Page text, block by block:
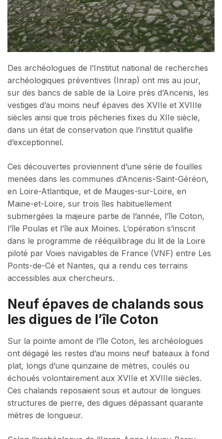
Des archéologues de l’Institut national de recherches
archéologiques préventives (Inrap) ont mis au jour,
sur des bancs de sable de la Loire près d’Ancenis, les
vestiges d’au moins neuf épaves des XVIIe et XVIIIe
siècles ainsi que trois pêcheries fixes du XIIe siècle,
dans un état de conservation que l’institut qualifie
d’exceptionnel.
Ces découvertes proviennent d’une série de fouilles
menées dans les communes d’Ancenis-Saint-Géréon,
en Loire-Atlantique, et de Mauges-sur-Loire, en
Maine-et-Loire, sur trois îles habituellement
submergées la majeure partie de l’année, l’île Coton,
l’île Poulas et l’île aux Moines. L’opération s’inscrit
dans le programme de rééquilibrage du lit de la Loire
piloté par Voies navigables de France (VNF) entre Les
Ponts-de-Cé et Nantes, qui a rendu ces terrains
accessibles aux chercheurs.
Neuf épaves de chalands sous
les digues de l’île Coton
Sur la pointe amont de l’île Coton, les archéologues
ont dégagé les restes d’au moins neuf bateaux à fond
plat, longs d’une quinzaine de mètres, coulés ou
échoués volontairement aux XVIIe et XVIIIe siècles.
Ces chalands reposaient sous et autour de longues
structures de pierre, des digues dépassant quarante
mètres de longueur.